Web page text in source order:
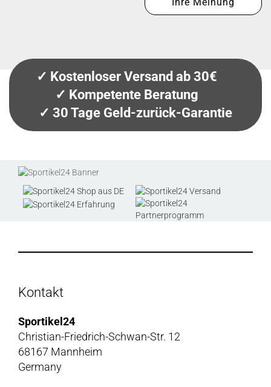
✓ Kostenloser Versand ab 30€
✓ Kompetente Beratung
✓ 30 Tage Geld-zurück-Garantie
Kontakt
Sportikel24
Christian-Friedrich-Schwan-Str. 12
68167 Mannheim
Germany